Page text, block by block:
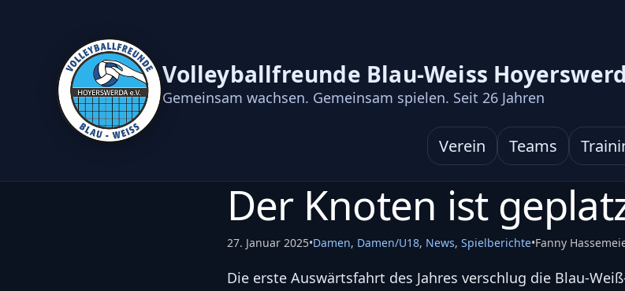
Volleyballfreunde Blau-Weiss
Gemeinsam wachsen. Gemeinsam spielen. Seit 26 Jahren
Verein Teams
Der Knoten ist
27. Januar 2025•Damen, Damen/U18, News, Spielberichte•Fanny
Die erste Auswärtsfahrt des Jahres verschlug die Blau-